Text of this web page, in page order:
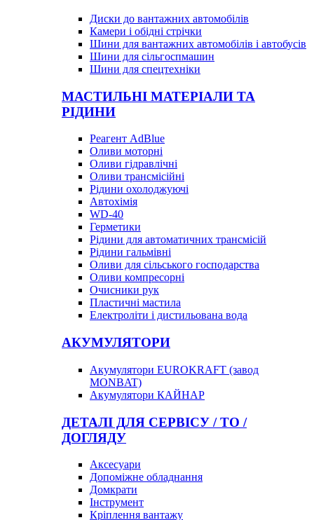
Диски до вантажних автомобілів
Камери і обідні стрічки
Шини для вантажних автомобілів і автобусів
Шини для сільгоспмашин
Шини для спецтехніки
МАСТИЛЬНІ МАТЕРІАЛИ ТА
РІДИНИ
Реагент AdBlue
Оливи моторні
Оливи гідравлічні
Оливи трансмісійні
Рідини охолоджуючі
Автохімія
WD-40
Герметики
Рідини для автоматичних трансмісій
Рідини гальмівні
Оливи для сільського господарства
Оливи компресорні
Очисники рук
Пластичні мастила
Електроліти і дистильована вода
АКУМУЛЯТОРИ
Акумулятори EUROKRAFT (завод
MONBAT)
Акумулятори КАЙНАР
ДЕТАЛІ ДЛЯ СЕРВІСУ / ТО /
ДОГЛЯДУ
Аксесуари
Допоміжне обладнання
Домкрати
Інструмент
Кріплення вантажу